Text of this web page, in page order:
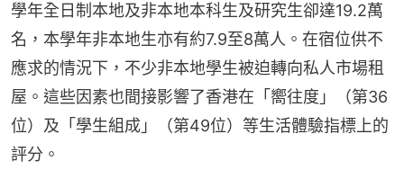
學年全日制本地及非本地本科生及研究生卻達19.2萬
名，本學年非本地生亦有約7.9至8萬人。在宿位供不
應求的情況下，不少非本地學生被迫轉向私人市場租
屋。這些因素也間接影響了香港在「嚮往度」（第36
位）及「學生組成」（第49位）等生活體驗指標上的
評分。